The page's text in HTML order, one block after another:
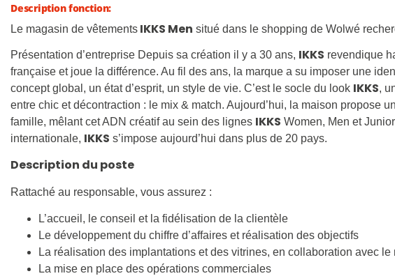
Description fonction:
Le magasin de vêtements IKKS Men situé dans le shopping de Wolwé
Présentation d’entreprise Depuis sa création il y a 30 ans, IKKS revendique
française et joue la différence. Au fil des ans, la marque a su imposer une
concept global, un état d’esprit, un style de vie. C’est le socle du look IKKS,
entre chic et décontraction : le mix & match. Aujourd’hui, la maison propose
famille, mêlant cet ADN créatif au sein des lignes IKKS Women, Men et
internationale, IKKS s’impose aujourd’hui dans plus de 20 pays.
Description du poste
Rattaché au responsable, vous assurez :
L’accueil, le conseil et la fidélisation de la clientèle
Le développement du chiffre d’affaires et réalisation des objectifs
La réalisation des implantations et des vitrines, en collaboration avec le
La mise en place des opérations commerciales